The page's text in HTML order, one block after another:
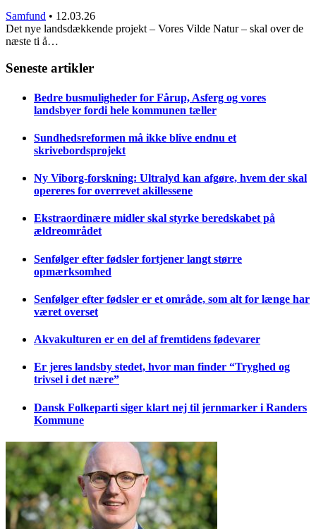
Samfund • 12.03.26
Det nye landsdækkende projekt – Vores Vilde Natur – skal over de
næste ti å…
Seneste artikler
Bedre busmuligheder for Fårup, Asferg og vores
landsbyer fordi hele kommunen tæller
Sundhedsreformen må ikke blive endnu et
skrivebordsprojekt
Ny Viborg-forskning: Ultralyd kan afgøre, hvem der skal
opereres for overrevet akillessene
Ekstraordinære midler skal styrke beredskabet på
ældreområdet
Senfølger efter fødsler fortjener langt større
opmærksomhed
Senfølger efter fødsler er et område, som alt for længe har
været overset
Akvakulturen er en del af fremtidens fødevarer
Er jeres landsby stedet, hvor man finder “Tryghed og
trivsel i det nære”
Dansk Folkeparti siger klart nej til jernmarker i Randers
Kommune